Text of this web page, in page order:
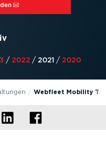
/ 2022 / 2021 / 2020
Webfleet Mobility